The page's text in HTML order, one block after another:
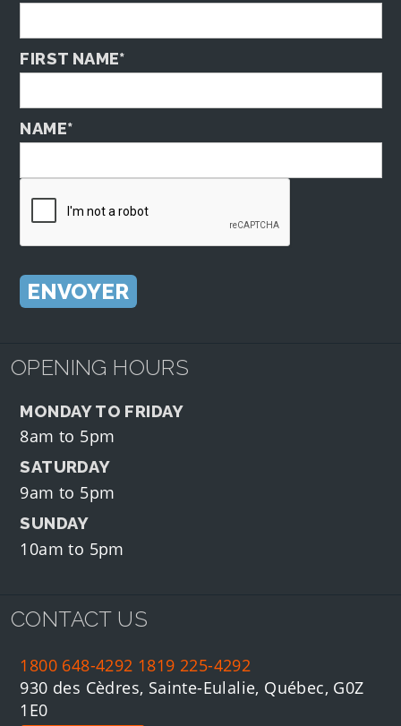
FIRST NAME*
NAME*
OPENING HOURS
MONDAY TO FRIDAY
8am to 5pm
SATURDAY
9am to 5pm
SUNDAY
10am to 5pm
CONTACT US
1800 648-4292 1819 225-4292
930 des Cèdres, Sainte-Eulalie, Québec, G0Z
1E0